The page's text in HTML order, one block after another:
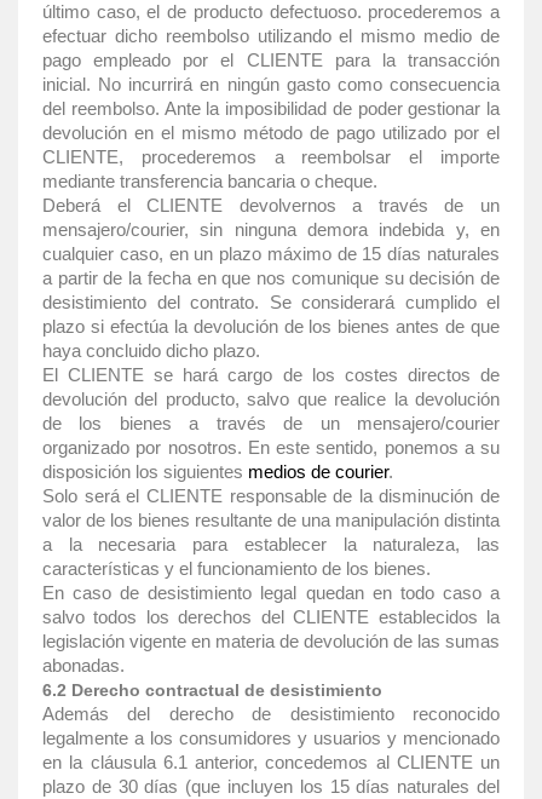
último caso, el de producto defectuoso. procederemos a
efectuar dicho reembolso utilizando el mismo medio de
pago empleado por el CLIENTE para la transacción
inicial. No incurrirá en ningún gasto como consecuencia
del reembolso. Ante la imposibilidad de poder gestionar la
devolución en el mismo método de pago utilizado por el
CLIENTE, procederemos a reembolsar el importe
mediante transferencia bancaria o cheque.
Deberá el CLIENTE devolvernos a través de un
mensajero/courier, sin ninguna demora indebida y, en
cualquier caso, en un plazo máximo de 15 días naturales
a partir de la fecha en que nos comunique su decisión de
desistimiento del contrato. Se considerará cumplido el
plazo si efectúa la devolución de los bienes antes de que
haya concluido dicho plazo.
El CLIENTE se hará cargo de los costes directos de
devolución del producto, salvo que realice la devolución
de los bienes a través de un mensajero/courier
organizado por nosotros. En este sentido, ponemos a su
disposición los siguientes medios de courier.
Solo será el CLIENTE responsable de la disminución de
valor de los bienes resultante de una manipulación distinta
a la necesaria para establecer la naturaleza, las
características y el funcionamiento de los bienes.
En caso de desistimiento legal quedan en todo caso a
salvo todos los derechos del CLIENTE establecidos la
legislación vigente en materia de devolución de las sumas
abonadas.
6.2 Derecho contractual de desistimiento
Además del derecho de desistimiento reconocido
legalmente a los consumidores y usuarios y mencionado
en la cláusula 6.1 anterior, concedemos al CLIENTE un
plazo de 30 días (que incluyen los 15 días naturales del